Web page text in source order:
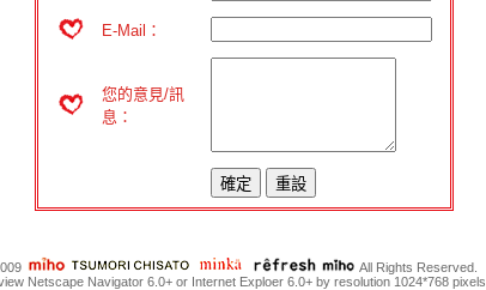
E-Mail：
您的意見/訊
息：
All Rights Reserved.
Netscape Navigator 6.0+ or Internet Exploer 6.0+ by resolution 1024*768 pixels.